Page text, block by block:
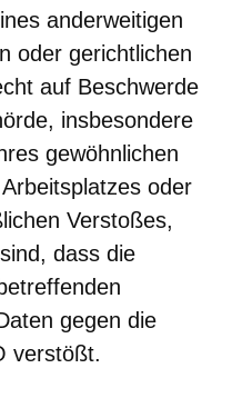
anderweitigen
oder gerichtlichen
auf Beschwerde
insbesondere
gewöhnlichen
oder
Verstoßes,
dass die
gegen die
verstößt.